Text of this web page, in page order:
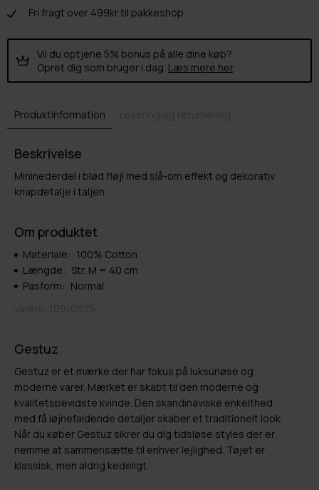
Fri fragt over 499kr til pakkeshop
Vil du optjene 5% bonus på alle dine køb?
Opret dig som bruger i dag. Læs mere her.
Produktinformation
Beskrivelse
Mininederdel i blød fløjl med slå-om effekt og dekorativ
knapdetalje i taljen.
Om produktet
Materiale: 100% Cotton
Længde: Str. M = 40 cm
Pasform: Normal
Gestuz
Gestuz er et mærke der har fokus på luksuriøse og
moderne varer. Mærket er skabt til den moderne og
kvalitetsbevidste kvinde. Den skandinaviske enkelthed
med få iøjnefaldende detaljer skaber et traditionelt look.
Når du køber Gestuz sikrer du dig tidsløse styles der er
nemme at sammensætte til enhver lejlighed. Tøjet er
klassisk, men aldrig kedeligt.